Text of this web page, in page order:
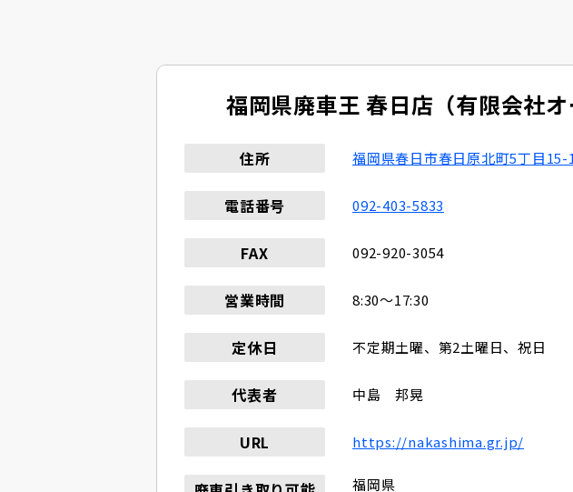
福岡県廃車王 春日店 （有限会社
住所 福岡県春日市春日原北町5丁目15-
電話番号 092-403-5833
FAX 092-920-3054
営業時間 8:30〜17:30
定休日 不定期土曜、第2土曜日、祝日
代表者 中島 邦晃
URL https://nakashima.gr.jp/
福岡県